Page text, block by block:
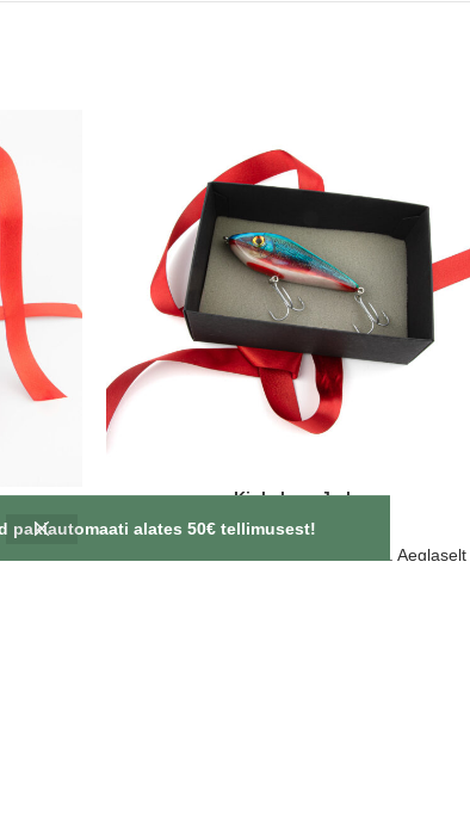
pakiautomaati alates 50€ tellimusest!
Kinkekarp Jerk
Käsitöö! Kaal ~ 50gr. Pikkus ~11cm. Aeglaselt